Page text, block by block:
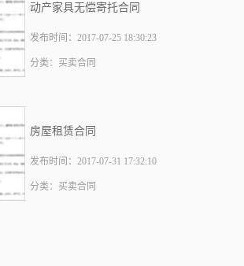
动产家具无偿寄托合同
发布时间：2017-07-25 18:30:23
分类：买卖合同
房屋租赁合同
发布时间：2017-07-31 17:32:10
分类：买卖合同